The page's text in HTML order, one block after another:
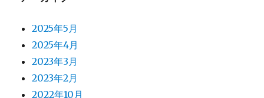
2025年5月
2025年4月
2023年3月
2023年2月
2022年10月